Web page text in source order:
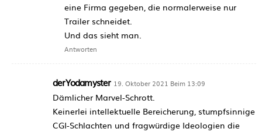
eine Firma gegeben, die normalerweise nur
Trailer schneidet.
Und das sieht man.
Antworten
derYodamyster 19. Oktober 2021 Beim 13:09
Dämlicher Marvel-Schrott.
Keinerlei intellektuelle Bereicherung, stumpfsinnige
CGI-Schlachten und fragwürdige Ideologien die